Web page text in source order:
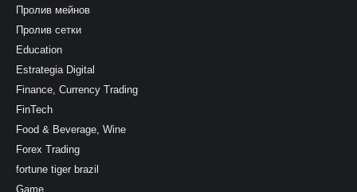
Пролив мейнов
Пролив сетки
Education
Estrategia Digital
Finance, Currency Trading
FinTech
Food & Beverage, Wine
Forex Trading
fortune tiger brazil
Game